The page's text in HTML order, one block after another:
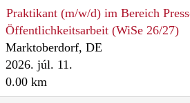
Praktikant (m/w/d) im Bereich
Öffentlichkeitsarbeit (WiSe 26/27)
Marktoberdorf, DE
2026. júl. 11.
0.00 km